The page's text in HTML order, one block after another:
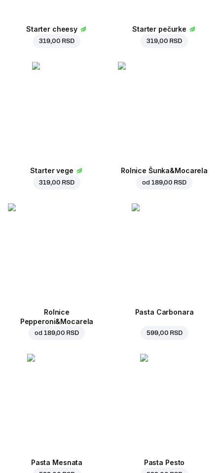
Starter cheesy
319,00 RSD
Starter pečurke
319,00 RSD
Starter vege
319,00 RSD
Rolnice Šunka&Mocarela
od 189,00 RSD
Rolnice
Pepperoni&Mocarela
od 189,00 RSD
Pasta Carbonara
599,00 RSD
Pasta Mesnata Pasta Pesto